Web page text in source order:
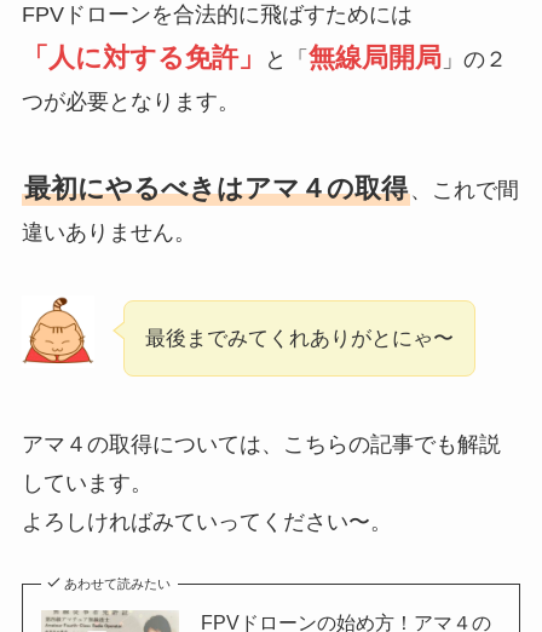
FPVドローンを合法的に飛ばすためには
「人に対する免許」 と「 無線局開局」の２
つが必要となります。
最初にやるべきはアマ４の取得、これで間
違いありません。
最後までみてくれありがとにゃ〜
アマ４の取得については、こちらの記事でも解説
しています。
よろしければみていってください〜。
あわせて読みたい
FPVドローンの始め方！アマ４の